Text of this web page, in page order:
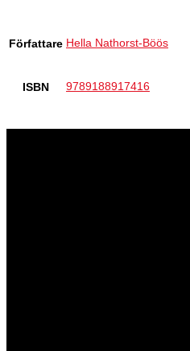
Författare Hella Nathorst-Böös
ISBN 9789188917416